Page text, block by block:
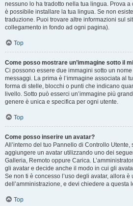
nessuno lo ha tradotto nella tua lingua. Prova
è possibile installare la tua lingua. Se non
traduzione. Puoi trovare altre informazioni sul
collegamento in fondo ad ogni pagina).
Top
Come posso mostrare un’immagine sotto il
Ci possono essere due immagini sotto un
messaggi. La prima è l’immagine associata al
forma di stelle, blocchi o punti che indicano
livello. Sotto può esserci un’immagine più
genere è unica e specifica per ogni utente.
Top
Come posso inserire un avatar?
All’interno del tuo Pannello di Controllo Utente,
aggiungere un avatar utilizzando uno dei
Galleria, Remoto oppure Carica.
gli avatar e decide anche il modo in cui gli
Se non ti è concesso l’uso degli avatar, allora è
dell’amministrazione, e devi chiedere a questa
Top